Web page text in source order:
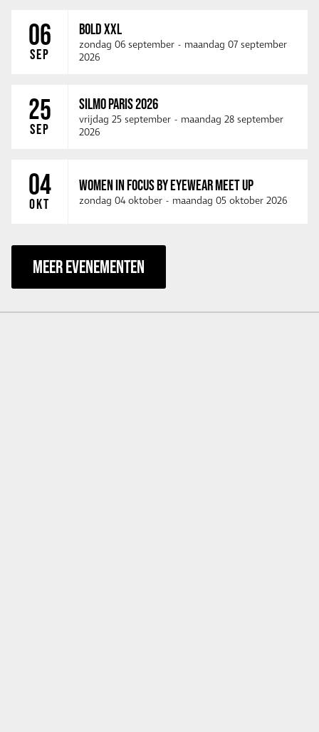
06
SEP
BOLD XXL
zondag 06 september - maandag 07 september
2026
25
SEP
SILMO PARIS 2026
vrijdag 25 september - maandag 28 september
2026
04
OKT
WOMEN IN FOCUS BY EYEWEAR MEET UP
zondag 04 oktober - maandag 05 oktober 2026
MEER EVENEMENTEN